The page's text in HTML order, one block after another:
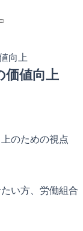
価値向上
のための視点
い方、労働組合